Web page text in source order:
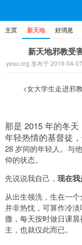
主页 新天地 好消息
新天地邪教受
yesu.org 发布于 2019-04-07
<女大学生走进邪
那是 2015 年的冬
年轻热情的基督徒
28 岁间的年轻人。与
仰的状态。
先说说我自己， 现在
从出生领洗，生在一
并非热忱，可算作冷
撒，每天按时做日课
主，也就仅此而已。